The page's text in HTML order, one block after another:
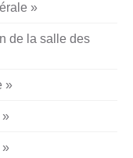
»
de la salle des
»
»
»